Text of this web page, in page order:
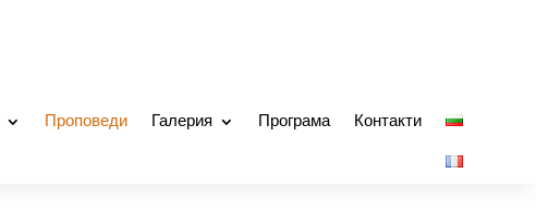
Проповеди Галерия Програма Контакти